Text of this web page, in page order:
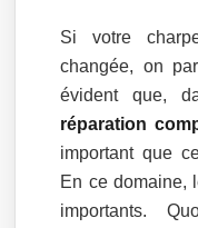
Si votre
changée, on
évident que,
réparation
important que
En ce domaine,
importants.